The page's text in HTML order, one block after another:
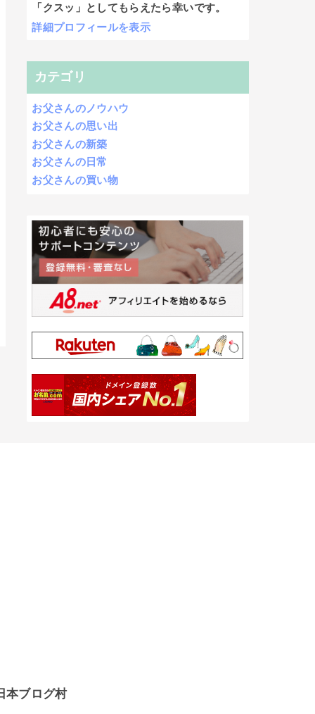
「クスッ」としてもらえたら幸いです。
詳細プロフィールを表示
カテゴリ
お父さんのノウハウ
お父さんの思い出
お父さんの新築
お父さんの日常
お父さんの買い物
本ブログ村